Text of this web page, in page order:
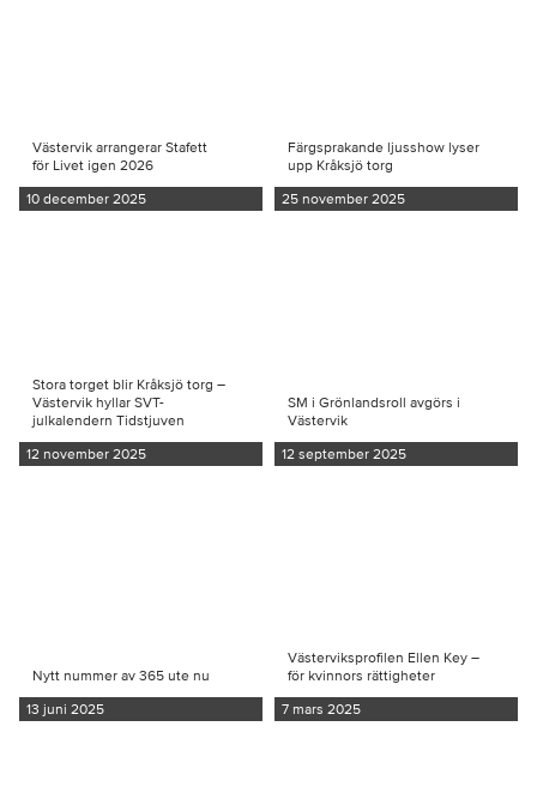
Västervik arrangerar Stafett
för Livet igen 2026
10 december 2025
Färgsprakande ljusshow lyser
upp Kråksjö torg
25 november 2025
Stora torget blir Kråksjö torg –
Västervik hyllar SVT-
julkalendern Tidstjuven
12 november 2025
SM i Grönlandsroll avgörs i
Västervik
12 september 2025
Nytt nummer av 365 ute nu
13 juni 2025
Västerviksprofilen Ellen Key –
för kvinnors rättigheter
7 mars 2025